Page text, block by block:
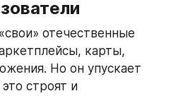
отечественные
карты,
Но он упускает
строят и